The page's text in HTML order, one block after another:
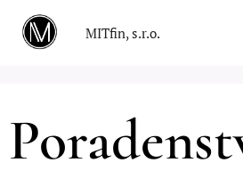
MITfin, s.r.o.